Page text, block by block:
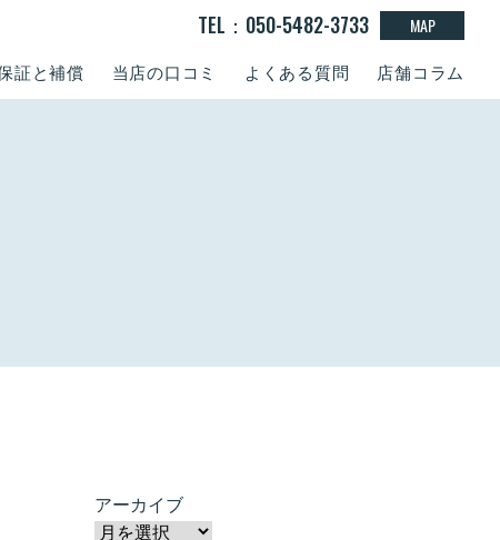
証と補償 当店の口コミ よくある質問 店舗コラム
TEL：050-5482-3733 MAP
アーカイブ